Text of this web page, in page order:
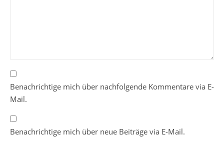
Benachrichtige mich über nachfolgende Kommentare via E-
Mail.
Benachrichtige mich über neue Beiträge via E-Mail.